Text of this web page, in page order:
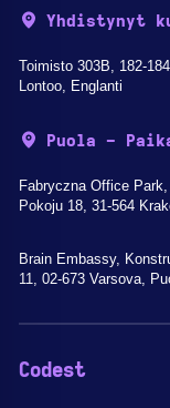
Yhdistynyt
Toimisto 303B, 182-
Lontoo, Englanti
Puola -
Fabryczna Office
Pokoju 18, 31-564
Brain Embassy,
11, 02-673 Varsova,
Codest